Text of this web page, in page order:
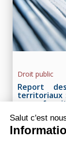
Report
territoriaux
en
Droit public